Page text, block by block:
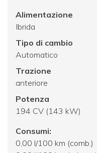
Alimentazione
Ibrida
Tipo di cambio
Automatico
Trazione
anteriore
Potenza
194 CV (143 kW)
Consumi:
0,00 l/100 km (comb.)